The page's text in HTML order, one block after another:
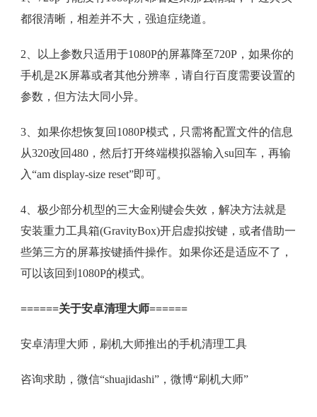
都很清晰，相差并不大，强迫症绕道。
2、以上参数只适用于1080P的屏幕降至720P，如果你的
手机是2K屏幕或者其他分辨率，请自行百度需要设置的
参数，但方法大同小异。
3、如果你想恢复回1080P模式，只需将配置文件的信息
从320改回480，然后打开终端模拟器输入su回车，再输
入“am display-size reset”即可。
4、极少部分机型的三大金刚键会失效，解决方法就是
安装重力工具箱(GravityBox)开启虚拟按键，或者借助一
些第三方的屏幕按键插件操作。如果你还是适应不了，
可以该回到1080P的模式。
======关于安卓清理大师======
安卓清理大师，刷机大师推出的手机清理工具
咨询求助，微信“shuajidashi”，微博“刷机大师”